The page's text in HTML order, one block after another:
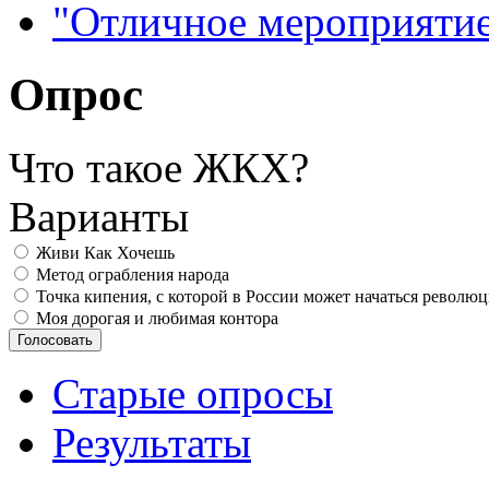
"Отличное
Опрос
Что такое ЖКХ?
Варианты
Живи Как Хочешь
Метод ограбления народа
Точка кипения, с которой в России может начаться
Моя дорогая и любимая контора
Старые опросы
Результаты